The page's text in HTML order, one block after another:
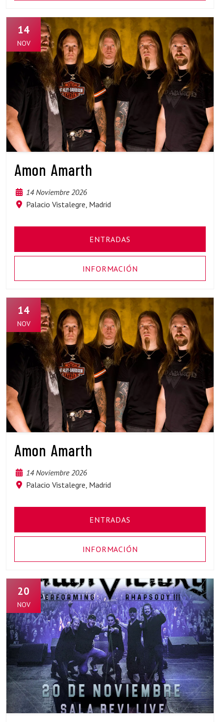
14
NOV
Amon Amarth
14 Noviembre 2026
Palacio Vistalegre, Madrid
ENTRADAS
INFORMACIÓN
14
NOV
Amon Amarth
14 Noviembre 2026
Palacio Vistalegre, Madrid
ENTRADAS
INFORMACIÓN
20
NOV